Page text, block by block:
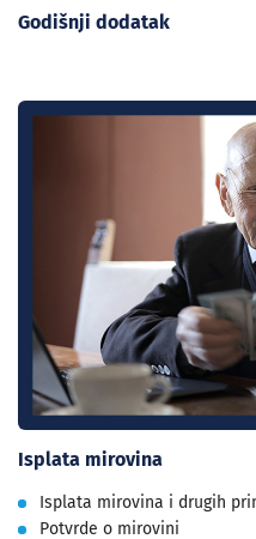
Godišnji dodatak
Isplata mirovina
Isplata mirovina i drugih
Potvrde o mirovini